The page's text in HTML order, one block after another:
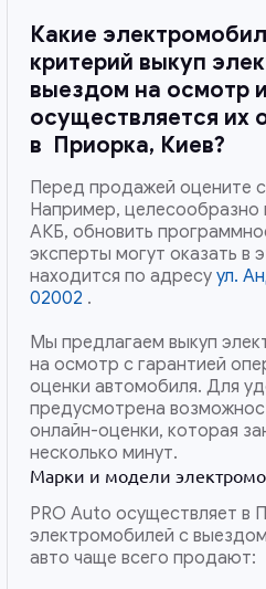
Какие
критерий выкуп
выездом на осмотр
осуществляется их
в Приорка, Киев?
Перед продажей оцените
Например, целесообразно
АКБ, обновить
эксперты могут оказать
находится по адресу ул.
02002 .
Мы предлагаем выкуп
на осмотр с гарантией
оценки автомобиля. Для
предусмотрена
онлайн-оценки, которая
несколько минут.
Марки и модели
PRO Auto осуществляет в
электромобилей с
авто чаще всего продают: